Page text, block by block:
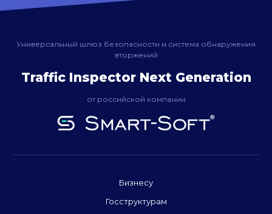
Универсальный шлюз безопасности и система обнаружения
вторжений
Traffic Inspector Next Generation
от российской компании
Бизнесу
Госструктурам